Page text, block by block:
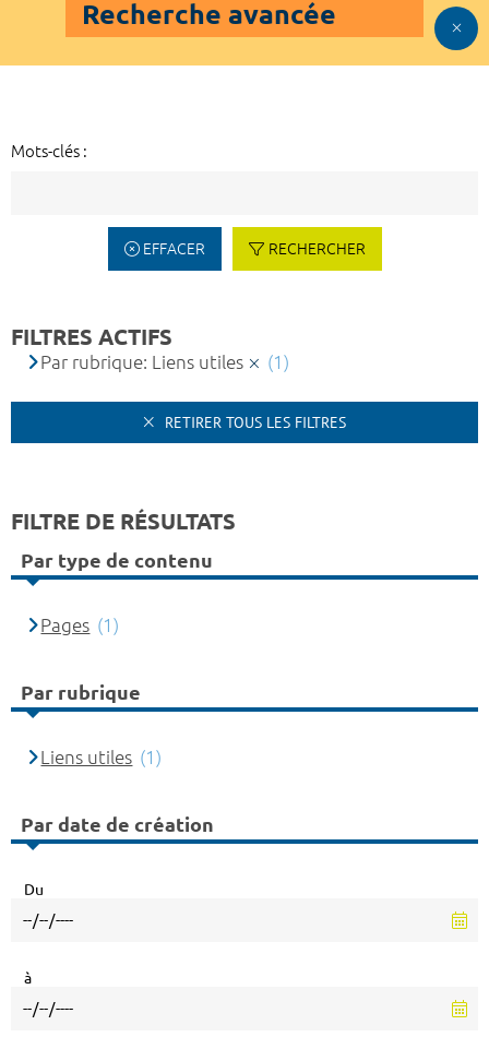
Recherche avancée
Mots-clés :
EFFACER RECHERCHER
FILTRES ACTIFS
Par rubrique: Liens utiles (1)
RETIRER TOUS LES FILTRES
FILTRE DE RÉSULTATS
Par type de contenu
Pages (1)
Par rubrique
Liens utiles (1)
Par date de création
Du
à